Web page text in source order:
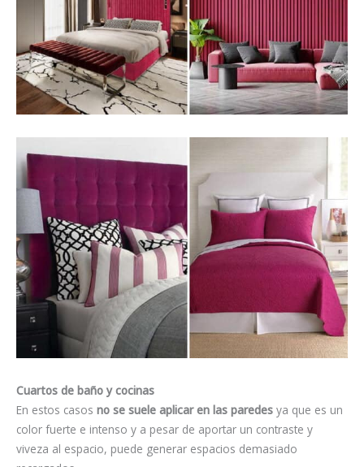
Cuartos de baño y cocinas
En estos casos no se suele aplicar en las paredes ya que es un
color fuerte e intenso y a pesar de aportar un contraste y
viveza al espacio, puede generar espacios demasiado